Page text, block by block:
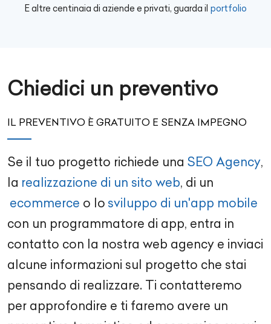
E altre centinaia di aziende e privati, guarda il portfolio
Chiedici un preventivo
IL PREVENTIVO È GRATUITO E SENZA IMPEGNO
Se il tuo progetto richiede una SEO Agency,
la realizzazione di un sito web, di un
ecommerce o lo sviluppo di un'app mobile
con un programmatore di app, entra in
contatto con la nostra web agency e inviaci
alcune informazioni sul progetto che stai
pensando di realizzare. Ti contatteremo
per approfondire e ti faremo avere un